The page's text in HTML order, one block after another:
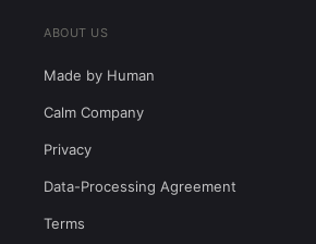
ABOUT US
Made by Human
Calm Company
Privacy
Data-Processing Agreement
Terms